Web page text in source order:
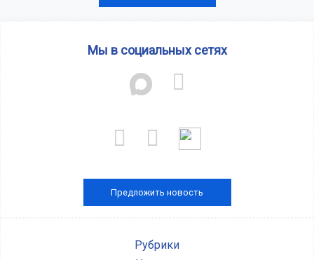
Мы в социальных сетях
Предложить новость
Рубрики